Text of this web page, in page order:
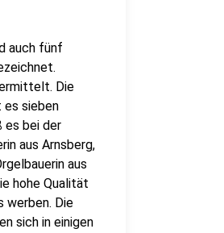
auch fünf
Die
es sieben
es bei der
aus Arnsberg,
aus
hohe Qualität
werben. Die
sich in einigen